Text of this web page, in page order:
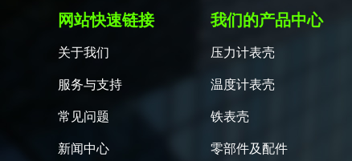
网站快速链接
关于我们
服务与支持
常见问题
新闻中心
我们的产品中心
压力计表壳
温度计表壳
铁表壳
零部件及配件